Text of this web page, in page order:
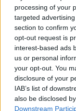
processing of your
targeted
section to confirm
opt-out request is
interest-based ads
us or personal
your opt-out. You
disclosure of your
IAB’s list of
also be disclosed
Downstream
CALZADO/CHOLLOS
Zapatillas de